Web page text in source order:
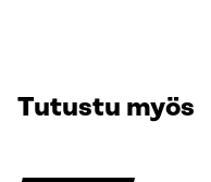
Tutustu myös